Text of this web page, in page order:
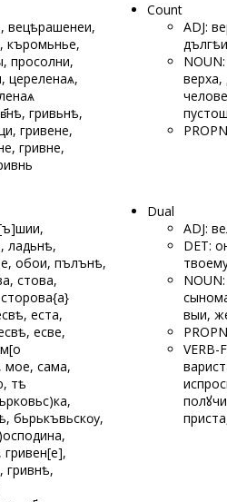
вецѣрашенеи,
къромьнье,
просолни,
цереленаѧ,
гривьнѣ,
гривене,
гривне,
Count
ADJ:
дългѣи
верха,
ладьнѣ,
обои, пълънѣ,
стова,
еста,
свѣ, есве,
мое, сама,
тѣ
бьрькъвьскѹ,
гривен[е],
гривнѣ,
Dual
ADJ:
DET:
выи,
VERB-